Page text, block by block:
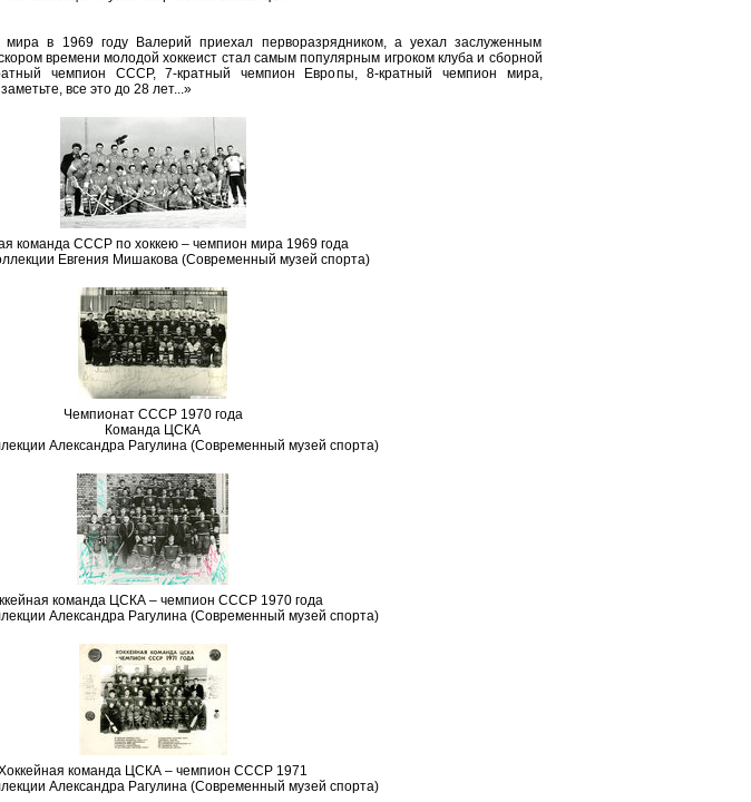
в 1969 году Валерий приехал перворазрядником, а уехал заслуженным
времени молодой хоккеист стал самым популярным игроком клуба и сборной
чемпион СССР, 7-кратный чемпион Европы, 8-кратный чемпион мира,
все это до 28 лет...»
команда СССР по хоккею – чемпион мира 1969 года
Евгения Мишакова (Современный музей спорта)
Чемпионат СССР 1970 года
Команда ЦСКА
Александра Рагулина (Современный музей спорта)
команда ЦСКА – чемпион СССР 1970 года
Александра Рагулина (Современный музей спорта)
команда ЦСКА – чемпион СССР 1971
Александра Рагулина (Современный музей спорта)